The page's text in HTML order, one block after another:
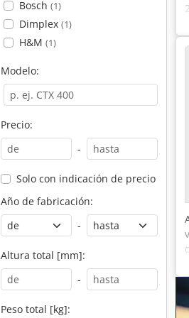
Bosch (1)
Dimplex (1)
H&M (1)
Modelo:
Precio:
-
Solo con indicación de precio
Año de fabricación:
-
Altura total [mm]:
-
Peso total [kg]: